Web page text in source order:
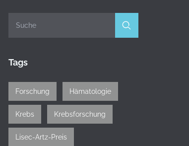
Tags
Forschung Hämatologie
Krebs Krebsforschung
Lisec-Artz-Preis